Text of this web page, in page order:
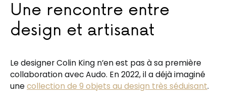
Une rencontre entre
design et artisanat
Le designer Colin King n’en est pas à sa première
collaboration avec Audo. En 2022, il a déjà imaginé
unecollection de 9 objets au design très séduisant.